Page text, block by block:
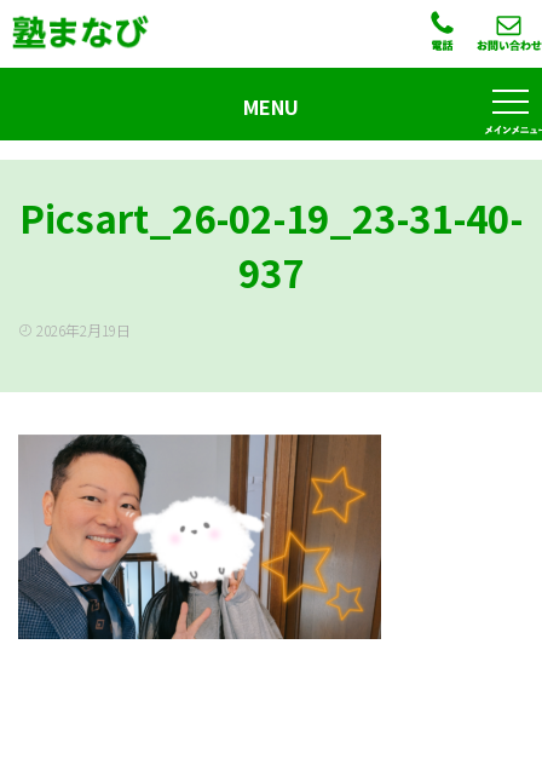
Picsart_26-02-19_23-31-40-
937
2026年2月19日
MENU